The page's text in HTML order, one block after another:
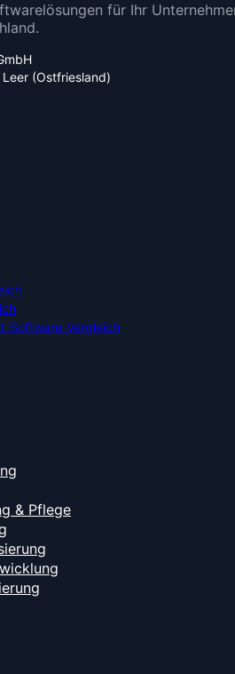
für Ihr
(Ostfriesland)
Software-Vergleich
& Pflege